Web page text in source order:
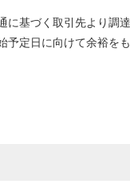
基づく取引先より
定日に向けて余裕を